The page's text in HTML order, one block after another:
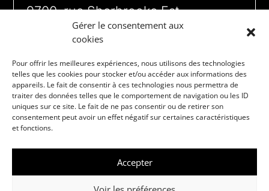
Gérer le consentement aux
cookies
Pour offrir les meilleures expériences, nous utilisons des technologies
telles que les cookies pour stocker et/ou accéder aux informations des
appareils. Le fait de consentir à ces technologies nous permettra de
traiter des données telles que le comportement de navigation ou les ID
uniques sur ce site. Le fait de ne pas consentir ou de retirer son
consentement peut avoir un effet négatif sur certaines caractéristiques
et fonctions.
Accepter
9700, rue Sherbrooke Est
Montréal (Québec) H1L 6N8
Tél. 514 352-3900
info@escaliermtl.ca
Lun. au ven.: 7h – 16h30h
Politique de confidentialité